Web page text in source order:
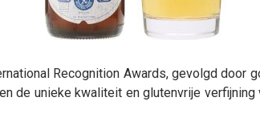
Recognition Awards, gevolgd door
de unieke kwaliteit en glutenvrije verfijning